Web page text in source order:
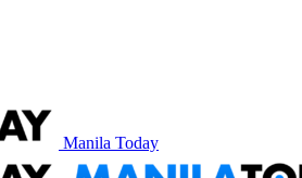
Manila Today